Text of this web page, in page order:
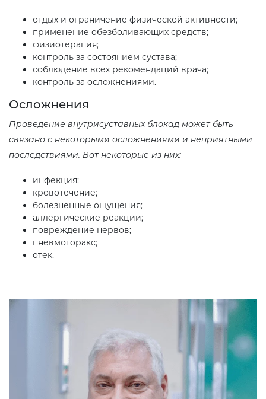
отдых и ограничение физической активности;
применение обезболивающих средств;
физиотерапия;
контроль за состоянием сустава;
соблюдение всех рекомендаций врача;
контроль за осложнениями.
Осложнения
Проведение внутрисуставных блокад может быть
связано с некоторыми осложнениями и неприятными
последствиями. Вот некоторые из них:
инфекция;
кровотечение;
болезненные ощущения;
аллергические реакции;
повреждение нервов;
пневмоторакс;
отек.